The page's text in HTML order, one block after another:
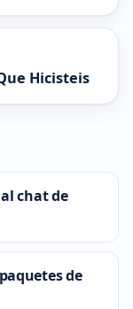
Hicisteis
chat de
de